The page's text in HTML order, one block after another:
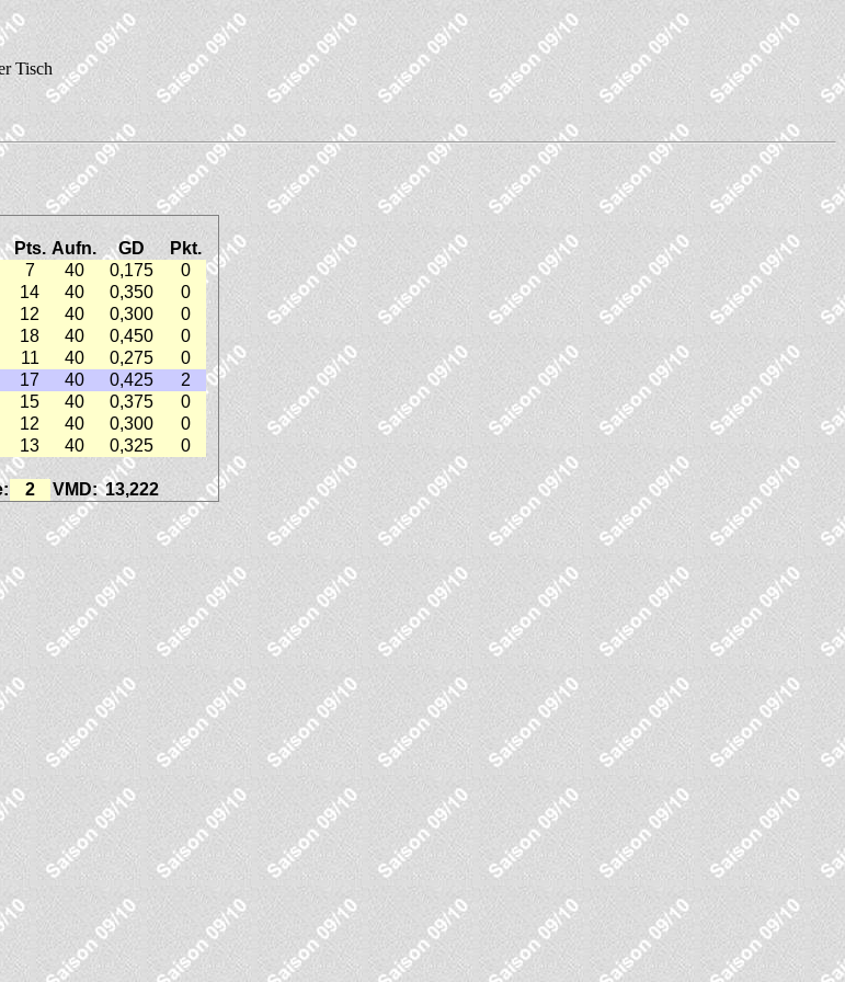
Tisch
Pts. Aufn. GD
Pkt.
7 40 0,175
0
14 40 0,350
0
12 40 0,300
0
18 40 0,450
0
11 40 0,275
0
17 40 0,425
2
15 40 0,375
0
12 40 0,300
0
13 40 0,325 0
2 VMD: 13,222